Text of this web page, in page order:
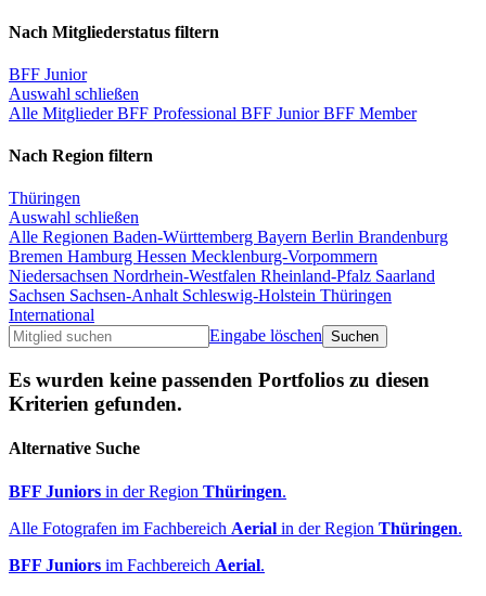
Nach Mitgliederstatus filtern
BFF Junior
Auswahl schließen
Alle MitgliederBFF Professional BFF JuniorBFF Member
Nach Region filtern
Thüringen
Auswahl schließen
Alle Regionen Baden-Württemberg Bayern Berlin Brandenburg
Bremen Hamburg Hessen Mecklenburg-Vorpommern
Niedersachsen Nordrhein-Westfalen Rheinland-Pfalz Saarland
Sachsen Sachsen-Anhalt Schleswig-Holstein Thüringen
International
Eingabe löschen
Es wurden keine passenden Portfolios zu diesen
Kriterien gefunden.
Alternative Suche
BFF Juniors in der Region Thüringen.
Alle Fotografen im Fachbereich Aerial in der Region Thüringen.
BFF Juniors im Fachbereich Aerial.